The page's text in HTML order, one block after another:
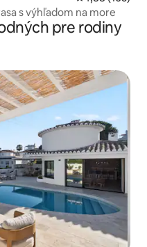
s výhľadom na more
pre rodiny